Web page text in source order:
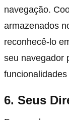
navegação.
armazenados
reconhecê-lo
seu navegador
6. Seus